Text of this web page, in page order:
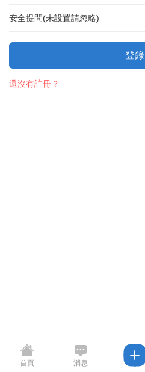
安全提問(未設置請忽略)
登錄
還沒有註冊？
首頁 消息